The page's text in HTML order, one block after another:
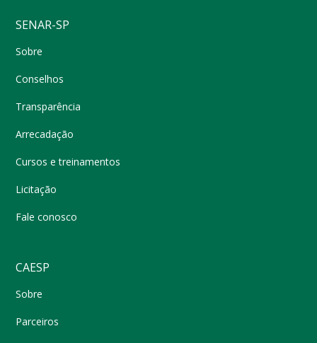
SENAR-SP
Sobre
Conselhos
Transparência
Arrecadação
Cursos e treinamentos
Licitação
Fale conosco
CAESP
Sobre
Parceiros